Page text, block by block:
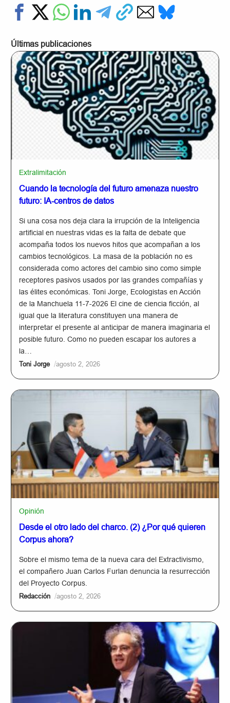
Últimas publicaciones
Extralimitación
Cuando la tecnología del futuro amenaza nuestro
futuro: IA-centros de datos
Si una cosa nos deja clara la irrupción de la Inteligencia
artificial en nuestras vidas es la falta de debate que
acompaña todos los nuevos hitos que acompañan a los
cambios tecnológicos. La masa de la población no es
considerada como actores del cambio sino como simple
receptores pasivos usados por las grandes compañías y
las élites económicas. Toni Jorge, Ecologistas en Acción
de la Manchuela 11-7-2026 El cine de ciencia ficción, al
igual que la literatura constituyen una manera de
interpretar el presente al anticipar de manera imaginaria el
posible futuro. Como no pueden escapar los autores a
la…
Toni Jorge /agosto 2, 2026
Opinión
Desde el otro lado del charco. (2) ¿Por qué quieren
Corpus ahora?
Sobre el mismo tema de la nueva cara del Extractivismo,
el compañero Juan Carlos Furlan denuncia la resurrección
del Proyecto Corpus.
Redacción /agosto 2, 2026